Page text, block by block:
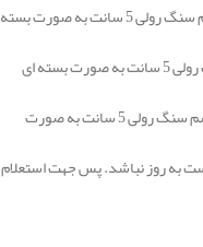
قیمت عایق پشم سنگ اصفهان رولی و یا لحافی 5 سانتی متر با دانسیته 25 در هر متر مربع 83.000 تومان است. فروش این عایق پشم سنگ رولی 5 سانت به صورت بسته
قیمت عایق پشم سنگ رولی و یا لحافی 5 سانتی متر با دانسیته 30 در هر متر مربع 100.000 تومان است. فروش این عایق پشم سنگ رولی 5 سانت به صورت بسته ای
قیمت عایق پشم سنگ اصفهان رولی و یا لحافی 5 سانتی متر با دانسیته 50 در هر متر مربع 146.000 تومان است. فروش این عایق پشم سنگ رولی 5 سانت به صورت
به روز نباشد. پس جهت استعلام